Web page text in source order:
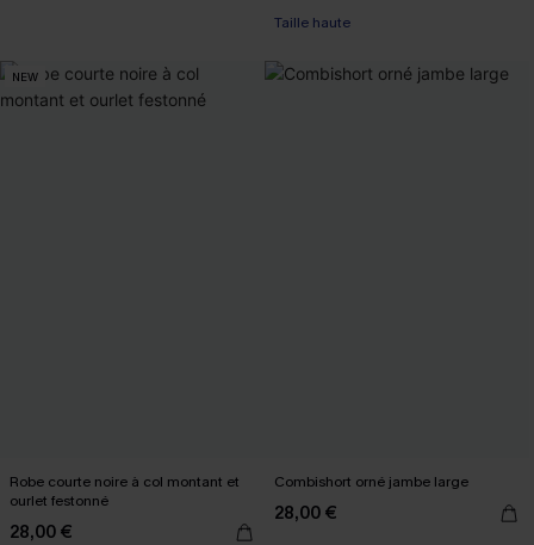
Taille haute
NEW
Robe courte noire à col montant et
ourlet festonné
28,00 €
Combishort orné jambe large
28,00 €